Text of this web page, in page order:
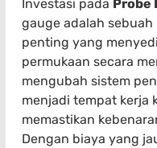
Investasi pada Probe
gauge adalah
penting yang
permukaan secara
mengubah sistem
menjadi tempat kerja
memastikan
Dengan biaya yang